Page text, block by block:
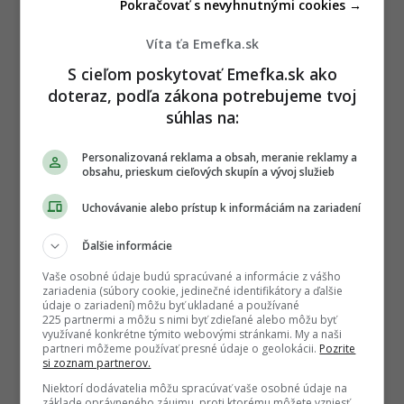
Autor
Víta ťa Emefka.sk
S cieľom poskytovať Emefka.sk ako
doteraz, podľa zákona potrebujeme tvoj
súhlas na:
Personalizovaná reklama a obsah, meranie reklamy a
obsahu, prieskum cieľových skupín a vývoj služieb
Uchovávanie alebo prístup k informáciám na zariadení
Ďalšie informácie
Vaše osobné údaje budú spracúvané a informácie z vášho
zariadenia (súbory cookie, jedinečné identifikátory a ďalšie
údaje o zariadení) môžu byť ukladané a používané
225 partnermi a môžu s nimi byť zdieľané alebo môžu byť
využívané konkrétne týmito webovými stránkami. My a naši
partneri môžeme používať presné údaje o geolokácii. Pozrite
si zoznam partnerov.
Niektorí dodávatelia môžu spracúvať vaše osobné údaje na
Pokračovať s nevyhnutnými cookies →